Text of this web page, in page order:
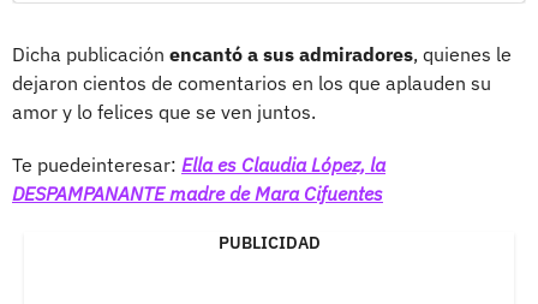
Dicha publicación encantó a sus admiradores, quienes le
dejaron cientos de comentarios en los que aplauden su
amor y lo felices que se ven juntos.
Te puedeinteresar: Ella es Claudia López, la
DESPAMPANANTE madre de Mara Cifuentes
PUBLICIDAD